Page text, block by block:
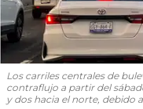
Los carriles centrales de
contraflujo a partir del
y dos hacia el norte, debido